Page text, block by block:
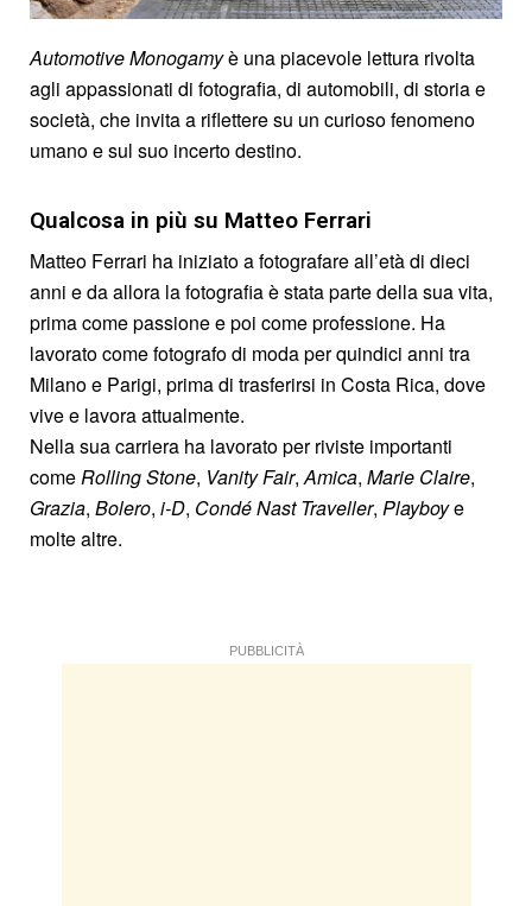
Automotive Monogamyè una piacevole lettura rivolta
agli appassionati di fotografia, di automobili, di storia e
società, che invita a riflettere su un curioso fenomeno
umano e sul suo incerto destino.
Qualcosa in più su Matteo Ferrari
Matteo Ferrari ha iniziato a fotografare all’età di dieci
anni e da allora la fotografia è stata parte della sua vita,
prima come passione e poi come professione. Ha
lavorato come fotografo di moda per quindici anni tra
Milano e Parigi, prima di trasferirsi in Costa Rica, dove
vive e lavora attualmente.
Nella sua carriera ha lavorato per riviste importanti
comeRolling Stone, Vanity Fair,Amica, Marie Claire,
Grazia, Bolero, i-D, Condé Nast Traveller, Playboye
molte altre.
PUBBLICITÀ